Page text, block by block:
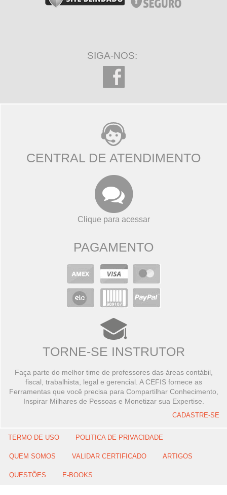
SIGA-NOS:
CENTRAL DE ATENDIMENTO
Clique para acessar
PAGAMENTO
TORNE-SE INSTRUTOR
Faça parte do melhor time de professores das áreas contábil,
fiscal, trabalhista, legal e gerencial. A CEFIS fornece as
Ferramentas que você precisa para Compartilhar Conhecimento,
Inspirar Milhares de Pessoas e Monetizar sua Expertise.
CADASTRE-SE
TERMO DE USO POLITICA DE PRIVACIDADE
QUEM SOMOS VALIDAR CERTIFICADO ARTIGOS
QUESTÕES E-BOOKS